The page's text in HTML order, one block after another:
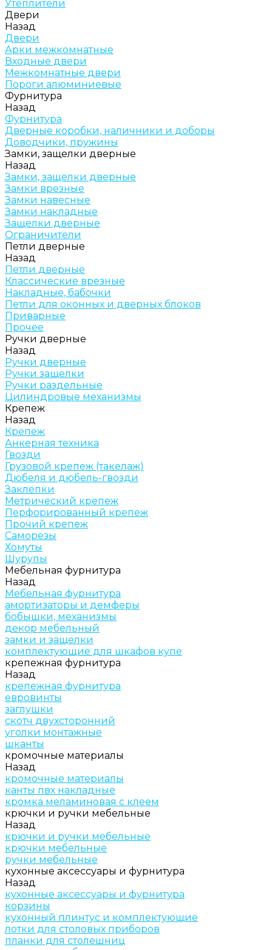
Утеплители
Двери
Назад
Двери
Арки межкомнатные
Входные двери
Межкомнатные двери
Пороги алюминиевые
Фурнитура
Назад
Фурнитура
Дверные коробки, наличники и доборы
Доводчики, пружины
Замки, защелки дверные
Назад
Замки, защелки дверные
Замки врезные
Замки навесные
Замки накладные
Защелки дверные
Ограничители
Петли дверные
Назад
Петли дверные
Классические врезные
Накладные, бабочки
Петли для оконных и дверных блоков
Приварные
Прочее
Ручки дверные
Назад
Ручки дверные
Ручки защелки
Ручки раздельные
Цилиндровые механизмы
Крепеж
Назад
Крепеж
Анкерная техника
Гвозди
Грузовой крепеж (такелаж)
Дюбеля и дюбель-гвозди
Заклепки
Метрический крепеж
Перфорированный крепеж
Прочий крепеж
Саморезы
Хомуты
Шурупы
Мебельная фурнитура
Назад
Мебельная фурнитура
амортизаторы и демферы
бобышки, механизмы
декор мебельный
замки и защелки
комплектующие для шкафов купе
крепежная фурнитура
Назад
крепежная фурнитура
евровинты
заглушки
скотч двухсторонний
уголки монтажные
шканты
кромочные материалы
Назад
кромочные материалы
канты пвх накладные
кромка меламиновая с клеем
крючки и ручки мебельные
Назад
крючки и ручки мебельные
крючки мебельные
ручки мебельные
кухонные аксессуары и фурнитура
Назад
кухонные аксессуары и фурнитура
корзины
кухонный плинтус и комплектующие
лотки для столовых приборов
планки для столешниц